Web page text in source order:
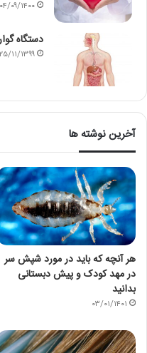
۰۴/۰۹/۱۴۰۰
دستگاه
۲۵/۱۱/۱۳۹۹
آخرین نوشته ها
هر آنچه که باید در مورد شپش سر
در مهد کودک و پیش دبستانی
بدانید
۰۳/۰۱/۱۴۰۱